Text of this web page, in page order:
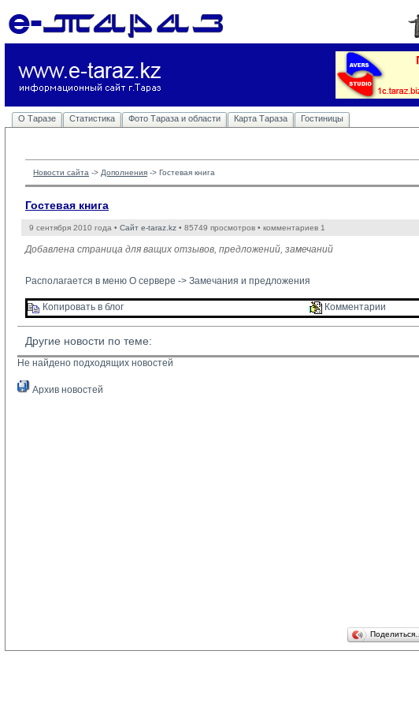
О Таразе Статистика Фото Тараза и области Карта Тараза Гостиницы
Новости сайта -> Дополнения -> Гостевая книга
Гостевая книга
9 сентября 2010 года • Сайт e-taraz.kz • 85749 просмотров • комментариев 1
Добавлена страница для ващих отзывов, предложений, замечаний
Располагается в меню О сервере -> Замечания и предложения
Копировать в блог Комментарии
Другие новости по теме:
Не найдено подходящих новостей
Архив новостей
Поделиться…